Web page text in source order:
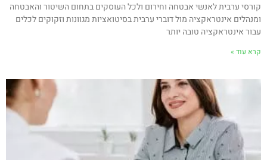
קורסי ערבית לאנשי אבטחה וחירום ולכל העוסקים בתחום השיטור והאבטחה
ומנהלים אינטראקציה מול דוברי ערבית בסיטואציות מגוונות וזקוקים לכלים
עבור אינטראקציה טובה יותר
קרא עוד »